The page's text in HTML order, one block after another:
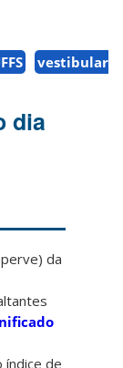
vestibular
dia
da
índice de